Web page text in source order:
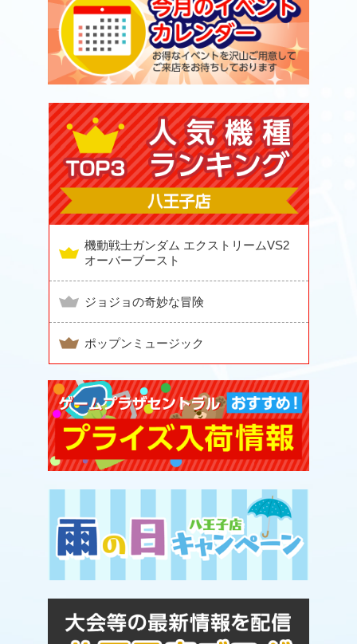
機動戦士ガンダム エクストリームVS2
オーバーブースト
ジョジョの奇妙な冒険
ポップンミュージック